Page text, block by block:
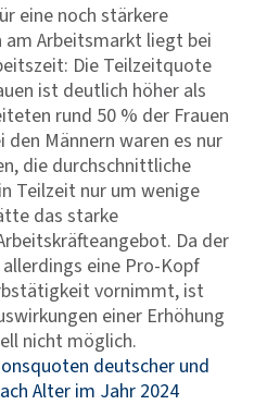
eine noch stärkere
am Arbeitsmarkt liegt bei
Die Teilzeitquote
ist deutlich höher als
rund 50 % der Frauen
den Männern waren es nur
die durchschnittliche
Teilzeit nur um wenige
das starke
Da der
eine Pro-Kopf
vornimmt, ist
einer Erhöhung
nicht möglich.
deutscher und
Alter im Jahr 2024